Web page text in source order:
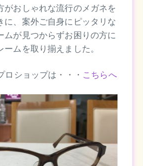
がおしゃれな流行のメガネを
に、案外ご自身にピッタリな
ムが見つからずお困りの方に
ームを取り揃えました。
ロショップは・・・ こちらへ